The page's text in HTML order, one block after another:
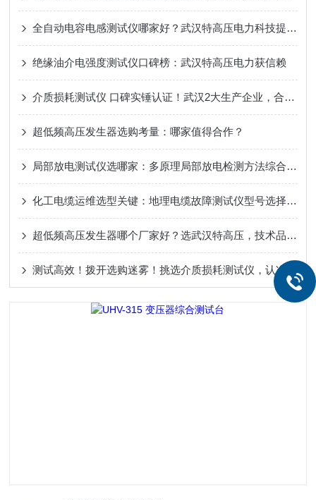
全自动电容电感测试仪哪家好？武汉特高压电力科技提供可靠解决方案
绝缘油介电强度测试仪口碑榜：武汉特高压电力获信赖
介质损耗测试仪 口碑实锤认证！武汉2大生产企业，合作客户好评源源不断！
超低频高压发生器选购考量：哪家值得合作？
局部放电测试仪选哪家：多原理局部放电检测方法综合评析
化工电缆运维选型关键：地理电缆故障测试仪型号选择这样选更高效
超低频高压发生器哪个厂家好？选武汉特高压，技术品质服务三位一体